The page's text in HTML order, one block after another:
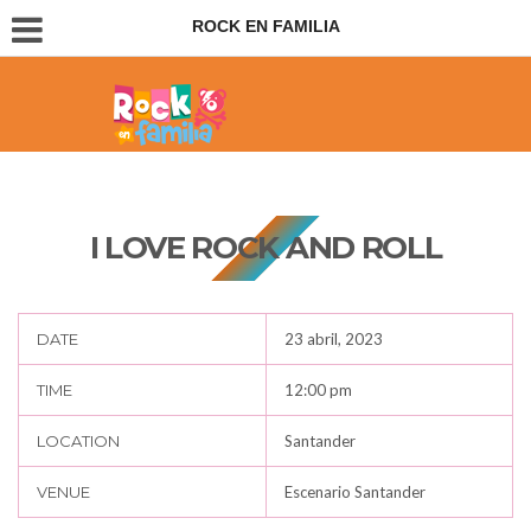
ROCK EN FAMILIA
Conciertos para padres e hijos
I LOVE ROCK AND ROLL
DATE 23 abril, 2023
TIME 12:00 pm
LOCATION Santander
VENUE Escenario Santander